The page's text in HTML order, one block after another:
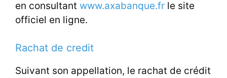
en consultant www.axabanque.fr le site
officiel en ligne.
Rachat de credit
Suivant son appellation, le rachat de crédit